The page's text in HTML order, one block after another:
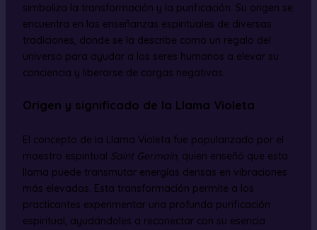
simboliza la transformación y la purificación. Su origen se
encuentra en las enseñanzas espirituales de diversas
tradiciones, donde se la describe como un regalo del
universo para ayudar a los seres humanos a elevar su
conciencia y liberarse de cargas negativas.
Origen y significado de la Llama Violeta
El concepto de la Llama Violeta fue popularizado por el
maestro espiritual Saint Germain, quien enseñó que esta
llama puede transmutar energías densas en vibraciones
más elevadas. Esta transformación permite a los
practicantes experimentar una profunda purificación
espiritual, ayudándoles a reconectar con su esencia